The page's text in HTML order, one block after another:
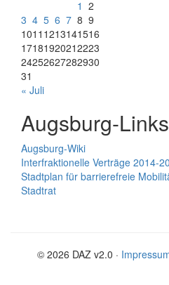
1 2
3 4 5 6 7 8 9
1011 1213141516
17181920212223
24252627282930
31
« Juli
Augsburg-Links
Augsburg-Wiki
Interfraktionelle Verträge 2014-
Stadtplan für barrierefreie
Stadtrat
© 2026 DAZ v2.0 ·